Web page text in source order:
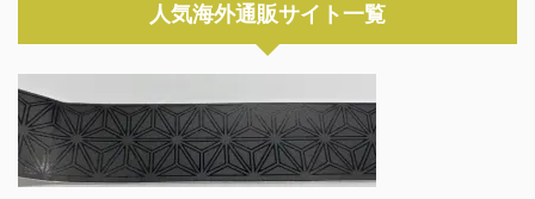
人気海外通販サイト一覧